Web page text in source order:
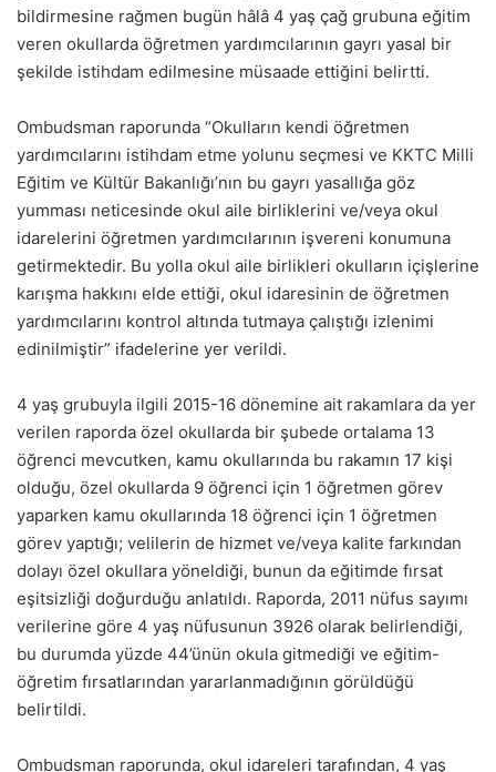
bildirmesine rağmen bugün hâlâ 4 yaş çağ grubuna eğitim
veren okullarda öğretmen yardımcılarının gayrı yasal bir
şekilde istihdam edilmesine müsaade ettiğini belirtti.
Ombudsman raporunda “Okulların kendi öğretmen
yardımcılarını istihdam etme yolunu seçmesi ve KKTC Milli
Eğitim ve Kültür Bakanlığı’nın bu gayrı yasallığa göz
yumması neticesinde okul aile birliklerini ve/veya okul
idarelerini öğretmen yardımcılarının işvereni konumuna
getirmektedir. Bu yolla okul aile birlikleri okulların içişlerine
karışma hakkını elde ettiği, okul idaresinin de öğretmen
yardımcılarını kontrol altında tutmaya çalıştığı izlenimi
edinilmiştir” ifadelerine yer verildi.
4 yaş grubuyla ilgili 2015-16 dönemine ait rakamlara da yer
verilen raporda özel okullarda bir şubede ortalama 13
öğrenci mevcutken, kamu okullarında bu rakamın 17 kişi
olduğu, özel okullarda 9 öğrenci için 1 öğretmen görev
yaparken kamu okullarında 18 öğrenci için 1 öğretmen
görev yaptığı; velilerin de hizmet ve/veya kalite farkından
dolayı özel okullara yöneldiği, bunun da eğitimde fırsat
eşitsizliği doğurduğu anlatıldı. Raporda, 2011 nüfus sayımı
verilerine göre 4 yaş nüfusunun 3926 olarak belirlendiği,
bu durumda yüzde 44’ünün okula gitmediği ve eğitim-
öğretim fırsatlarından yararlanmadığının görüldüğü
belirtildi.
Ombudsman raporunda, okul idareleri tarafından, 4 yaş